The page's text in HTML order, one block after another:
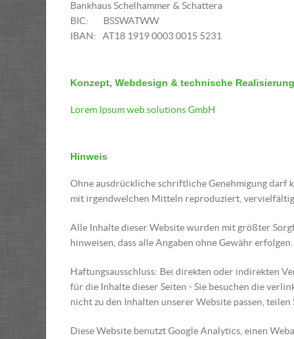
Bankhaus Schelhammer & Schattera
BIC: BSSWATWW
IBAN: AT18 1919 0003 0015 5231
Konzept, Webdesign & technische
Lorem Ipsum web.solutions GmbH
Hinweis
Ohne ausdrückliche schriftliche Genehmigung darf
mit irgendwelchen Mitteln reproduziert,
Alle Inhalte dieser Website wurden mit größter
hinweisen, dass alle Angaben ohne Gewähr
Haftungsausschluss: Bei direkten oder indirekten
für die Inhalte dieser Seiten - Sie besuchen die
nicht zu den Inhalten unserer Website passen, teilen
Diese Website benutzt Google Analytics, einen